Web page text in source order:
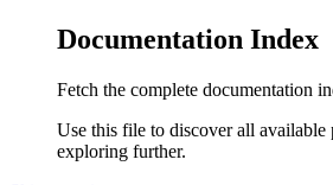
Documentation Index
Fetch the complete documentation
Use this file to discover all available
exploring further.